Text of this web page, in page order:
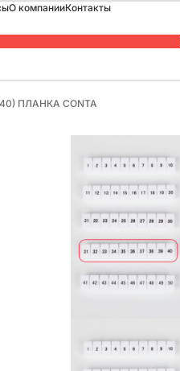
О компанииКонтакты
ПЛАНКА CONTA